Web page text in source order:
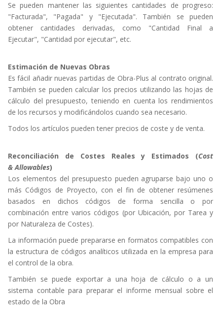
Se pueden mantener las siguientes cantidades de progreso:
"Facturada", "Pagada" y "Ejecutada". También se pueden
obtener cantidades derivadas, como "Cantidad Final a
Ejecutar", "Cantidad por ejecutar", etc.
Estimación de Nuevas Obras
Es fácil añadir nuevas partidas de Obra-Plus al contrato original.
También se pueden calcular los precios utilizando las hojas de
cálculo del presupuesto, teniendo en cuenta los rendimientos
de los recursos y modificándolos cuando sea necesario.
Todos los artículos pueden tener precios de coste y de venta.
Reconciliación de Costes Reales y Estimados (Cost
& Allowables)
Los elementos del presupuesto pueden agruparse bajo uno o
más Códigos de Proyecto, con el fin de obtener resúmenes
basados en dichos códigos de forma sencilla o por
combinación entre varios códigos (por Ubicación, por Tarea y
por Naturaleza de Costes).
La información puede prepararse en formatos compatibles con
la estructura de códigos analíticos utilizada en la empresa para
el control de la obra.
También se puede exportar a una hoja de cálculo o a un
sistema contable para preparar el informe mensual sobre el
estado de la Obra